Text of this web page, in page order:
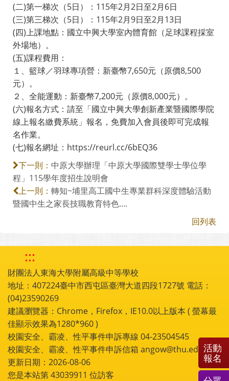
(二)第一梯次（5日）：115年2月2日至2月6日
(三)第三梯次（5日）：115年2月9日至2月13日
(四)上課地點：國立中興大學室內體育館（足球課程採室
外場地）。
(五)課程費用：
１、籃球／羽球專項營：新臺幣7,650元（原價8,500
元）。
２、全能運動：新臺幣7,200元（原價8,000元）。
(六)報名方式：請至「國立中興大學創新產業暨國際學院
線上報名繳費系統」報名，免費加入會員後即可完成報
名作業。
(七)報名網址：https://reurl.cc/6bEQ36
下一則： 中原大學辦理「中原大學國際雙學士學位學
程」115學年度招生說明會
上一則： 轉知~埔里高工國中生專業群科深度體驗活動
暨國中生之家長技職教育特色....
回列表
:::
財團法人東海大學附屬高級中等學校
地址：407224臺中市西屯區臺灣大道四段1727號 電話：
(04)23590269
建議瀏覽器：Chrome，Firefox，IE10.0以上版本 ( 螢幕最
佳顯示效果為1280*960 )
校園安全、霸凌、性平事件申訴專線 04-23504545
校園安全、霸凌、性平事件申訴信箱 angow@thu.edu.tw
更新日期：2026-08-06
您是本站第43039911 位訪客
活動
報名